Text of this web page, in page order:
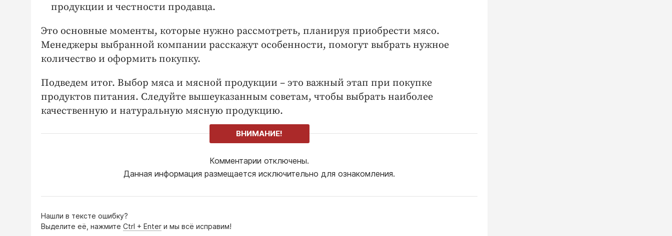
продукции и честности продавца.
Это основные моменты, которые нужно рассмотреть, планируя приобрести мясо.
Менеджеры выбранной компании расскажут особенности, помогут выбрать нужное
количество и оформить покупку.
Подведем итог. Выбор мяса и мясной продукции – это важный этап при покупке
продуктов питания. Следуйте вышеуказанным советам, чтобы выбрать наиболее
качественную и натуральную мясную продукцию.
ВНИМАНИЕ!
Комментарии отключены.
Данная информация размещается исключительно для ознакомления.
Нашли в тексте ошибку?
Выделите её, нажмите Ctrl + Enter и мы всё исправим!